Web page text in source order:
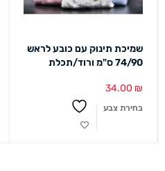
שמיכת תינוק עם כובע לראש
74/90 ס"מ ורוד/תכלת
34.00 ₪
בחירת צבע